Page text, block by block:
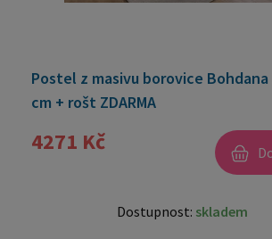
Postel z masivu borovice Bohdana
cm + rošt ZDARMA
4271 Kč
Dostupnost: skladem